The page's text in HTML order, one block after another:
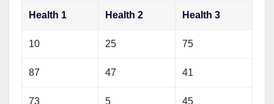
Health 1 Health 2 Health 3
10 25 75
87 47 41
73 5 45